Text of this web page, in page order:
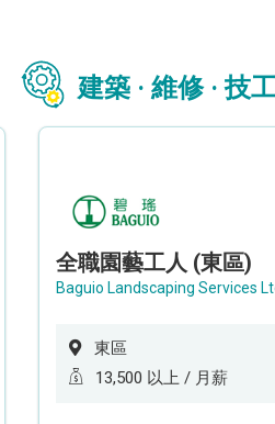
建築 · 維修 · 技
全職園藝工人 (東區)
Baguio Landscaping Services
東區
13,500 以上 / 月薪